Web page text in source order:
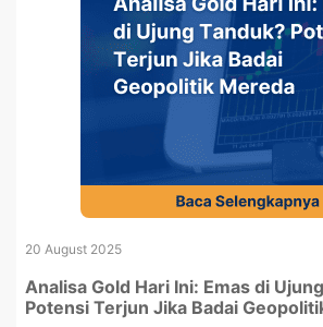
20 August 2025
Analisa Gold Hari Ini: Emas di
Potensi Terjun Jika Badai